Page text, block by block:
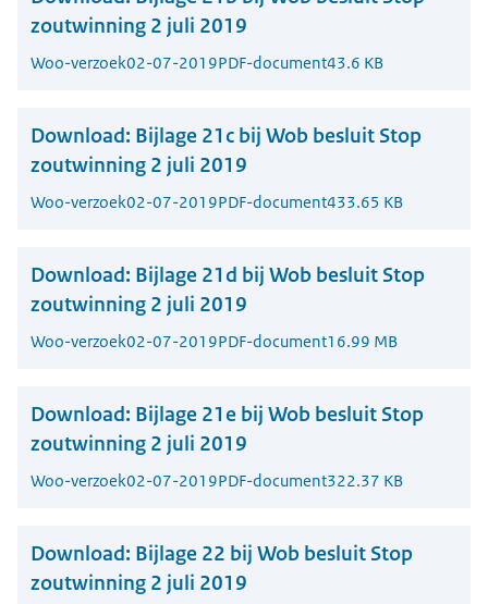
zoutwinning 2 juli 2019
Woo-verzoek02-07-2019PDF-document43.6 KB
Download: Bijlage 21c bij Wob besluit Stop
zoutwinning 2 juli 2019
Woo-verzoek02-07-2019PDF-document433.65 KB
Download: Bijlage 21d bij Wob besluit Stop
zoutwinning 2 juli 2019
Woo-verzoek02-07-2019PDF-document16.99 MB
Download: Bijlage 21e bij Wob besluit Stop
zoutwinning 2 juli 2019
Woo-verzoek02-07-2019PDF-document322.37 KB
Download: Bijlage 22 bij Wob besluit Stop
zoutwinning 2 juli 2019